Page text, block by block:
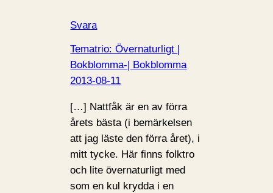
Svara
Tematrio: Övernaturligt |
Bokblomma-| Bokblomma
2013-08-11
[…] Nattfåk är en av förra
årets bästa (i bemärkelsen
att jag läste den förra året), i
mitt tycke. Här finns folktro
och lite övernaturligt med
som en kul krydda i en